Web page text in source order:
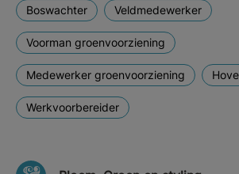
Boswachter Veldmedewerker
Voorman groenvoorziening
Medewerker groenvoorziening
Werkvoorbereider